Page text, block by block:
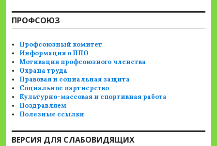
ПРОФСОЮЗ
Профсоюзный комитет
Информация о ППО
Мотивация профсоюзного членства
Охрана труда
Правовая и социальная защита
Социальное партнерство
Культурно-массовая и спортивная работа
Поздравляем
Полезные ссылки
ВЕРСИЯ ДЛЯ СЛАБОВИДЯЩИХ